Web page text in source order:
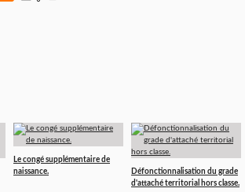
Le congé supplémentaire de
naissance.
Défonctionnalisation du grade
d'attaché territorial hors classe.